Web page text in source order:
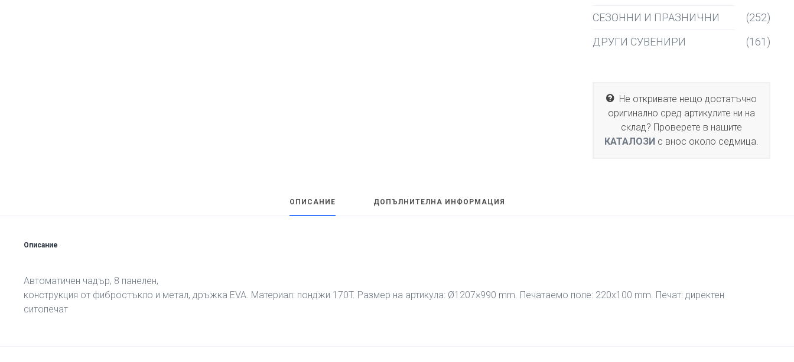
СЕЗОННИ И ПРАЗНИЧНИ
(252)
ДРУГИ СУВЕНИРИ
(161)
Не откривате нещо достатъчно
оригинално сред артикулите ни на
склад? Проверете в нашите
КАТАЛОЗИ с внос около седмица.
ОПИСАНИЕ ДОПЪЛНИТЕЛНА ИНФОРМАЦИЯ
Описание
Автоматичен чадър, 8 панелен,
конструкция от фибростъкло и метал, дръжка EVA. Материал: понджи 170T. Размер на артикула: Ø1207×990 mm. Печатаемо поле: 220х100 mm. Печат: директен
ситопечат